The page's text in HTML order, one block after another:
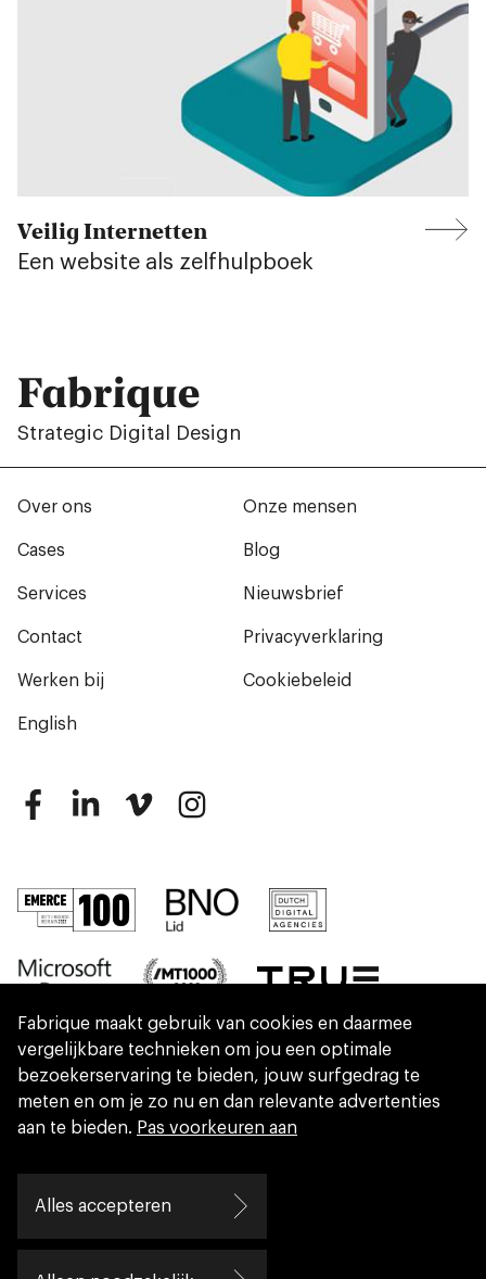
Veilig Internetten
Een website als zelfhulpboek
Fabrique
Strategic Digital Design
Over ons
Cases
Services
Onze mensen
Blog
Nieuwsbrief
Contact
Werken bij
English
Privacyverklaring
Cookiebeleid
We are part of Eidra, a consultancy collective
helping leaders create great change.
Fabrique maakt gebruik van cookies en daarmee
vergelijkbare technieken om jou een optimale
bezoekerservaring te bieden, jouw surfgedrag te
meten en om je zo nu en dan relevante advertenties
aan te bieden. Pas voorkeuren aan
Alles accepteren